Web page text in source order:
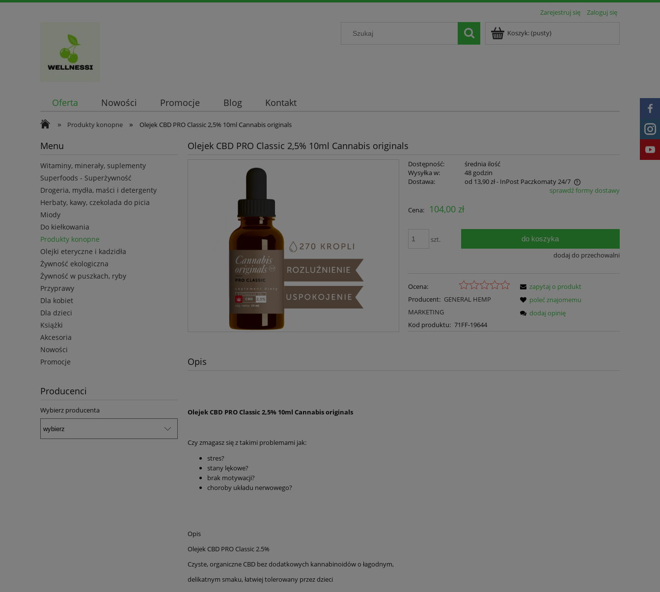
Zarejestruj się Zaloguj się
Koszyk:(pusty)
Oferta Nowości Promocje Blog Kontakt
» Produkty konopne » Olejek CBD PRO Classic 2,5% 10ml Cannabis originals
Menu
Witaminy, minerały, suplementy
Superfoods - Superżywność
Drogeria, mydła, maści i detergenty
Herbaty, kawy, czekolada do picia
Miody
Do kiełkowania
Produkty konopne
Olejki eteryczne i kadzidła
Żywność ekologiczna
Żywność w puszkach, ryby
Przyprawy
Dla kobiet
Dla dzieci
Książki
Akcesoria
Nowości
Promocje
Producenci
Wybierz producenta
Olejek CBD PRO Classic 2,5% 10ml Cannabis originals
Dostępność:
średnia ilość
Wysyłka w:
48 godzin
Dostawa:
od 13,90 zł- InPost Paczkomaty 24/7
płatności
sprawdź formy dostawy
Cena: 104,00 zł
szt. do koszyka
dodaj do przechowalni
Ocena:
Producent: GENERAL HEMP
MARKETING
Kod produktu: 71FF-19644
zapytaj o produkt
poleć znajomemu
dodaj opinię
Opis
Olejek CBD PRO Classic 2,5% 10ml Cannabis originals
Czy zmagasz się z takimi problemami jak:
stres?
stany lękowe?
brak motywacji?
choroby układu nerwowego?
Opis
Olejek CBD PRO Classic 2.5%
Czyste, organiczne CBD bez dodatkowych kannabinoidów o łagodnym,
delikatnym smaku, łatwiej tolerowany przez dzieci